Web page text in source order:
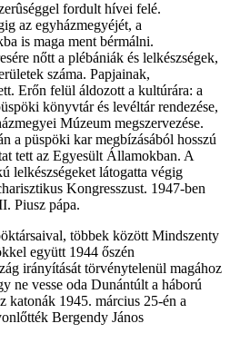
fordult hívei felé.
az egyházmegyéjét, a
is maga ment bérmálni.
nőtt a plébániák és lelkészségek,
száma. Papjainak,
Erőn felül áldozott a kultúrára: a
könyvtár és levéltár rendezése,
Múzeum megszervezése.
a püspöki kar megbízásából hosszú
tett az Egyesült Államokban. A
lelkészségeket látogatta végig
Kongresszust. 1947-ben
Piusz pápa.
többek között Mindszenty
együtt 1944 őszén
irányítását törvénytelenül magához
ne vesse oda Dunántúlt a háború
katonák 1945. március 25-én a
Bergendy János